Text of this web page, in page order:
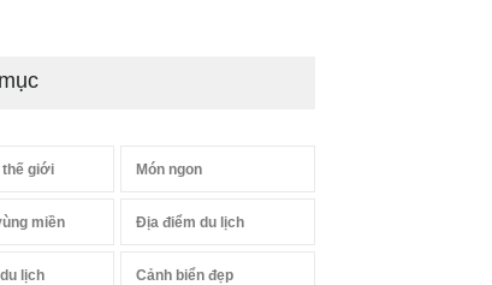
thế giới Món ngon
miền Địa điểm du lịch
lịch Cảnh biển đẹp